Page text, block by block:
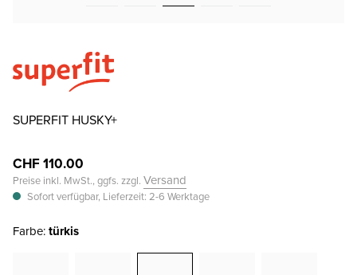
SUPERFIT HUSKY+
CHF 110.00
Preise inkl. MwSt., ggfs. zzgl. Versand
Sofort verfügbar, Lieferzeit: 2-6 Werktage
Farbe:türkis